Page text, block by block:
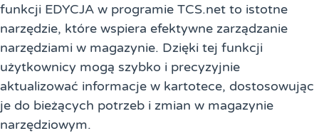
funkcji EDYCJA w programie TCS.net to istotne
narzędzie, które wspiera efektywne zarządzanie
narzędziami w magazynie. Dzięki tej funkcji
użytkownicy mogą szybko i precyzyjnie
aktualizować informacje w kartotece, dostosowując
je do bieżących potrzeb i zmian w magazynie
narzędziowym.